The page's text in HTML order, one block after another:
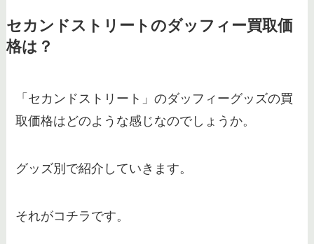
セカンドストリートのダッフィー買取価
格は？
「セカンドストリート」のダッフィーグッズの買
取価格はどのような感じなのでしょうか。
グッズ別で紹介していきます。
それがコチラです。